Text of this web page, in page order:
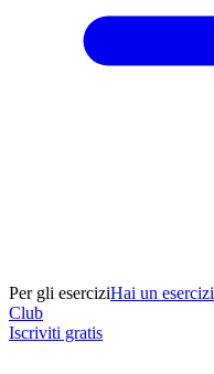
Per gli eserciziHai un
Club
Iscriviti gratis